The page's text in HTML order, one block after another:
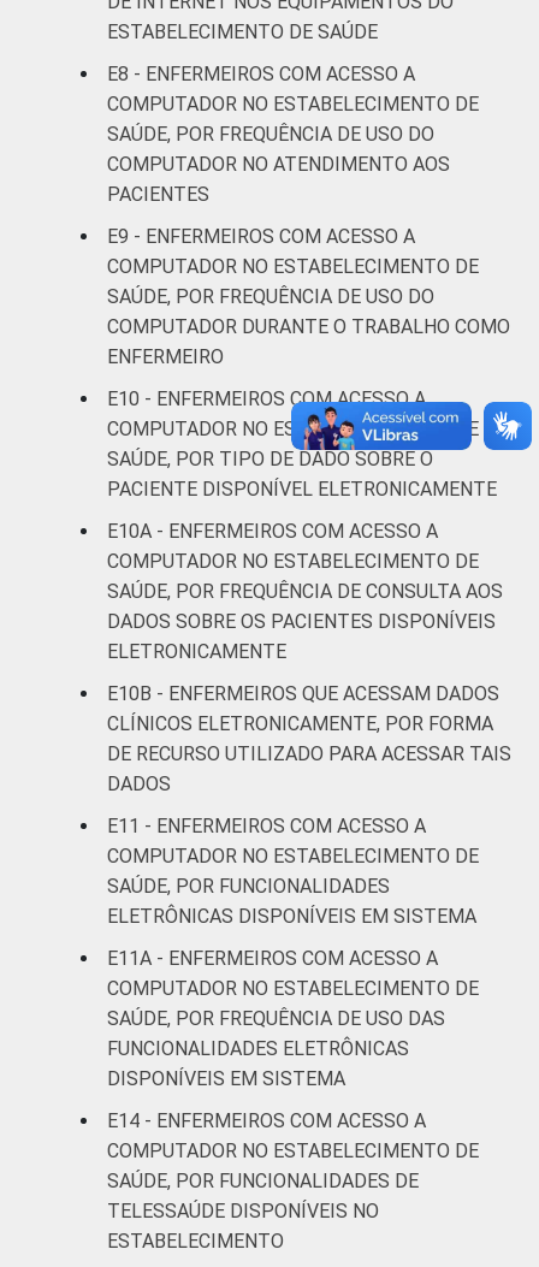
FAIXA ETÁRIA
Até 30
anos
De 31 a 40
anos
99
mais
LOCALIZAÇÃO Capital
Fonte: Núcleo de Informação e Coordenação
do Ponto BR. (2024). Pesquisa sobre o uso
das tecnologias de informação e
saúde brasileiros: TIC Saúde 2024 [Tabelas].
ESTABELECIMENTO DE SAÚDE
E8 - ENFERMEIROS COM ACESSO A
COMPUTADOR NO ESTABELECIMENTO DE
SAÚDE, POR FREQUÊNCIA DE USO DO
COMPUTADOR NO ATENDIMENTO AOS
PACIENTES
E9 - ENFERMEIROS COM ACESSO A
COMPUTADOR NO ESTABELECIMENTO DE
SAÚDE, POR FREQUÊNCIA DE USO DO
COMPUTADOR DURANTE O TRABALHO COMO
ENFERMEIRO
E10 - ENFERMEIROS COM ACESSO A
COMPUTADOR NO ESTABELECIMENTO DE
SAÚDE, POR TIPO DE DADO SOBRE O
PACIENTE DISPONÍVEL ELETRONICAMENTE
E10A - ENFERMEIROS COM ACESSO A
COMPUTADOR NO ESTABELECIMENTO DE
SAÚDE, POR FREQUÊNCIA DE CONSULTA AOS
DADOS SOBRE OS PACIENTES DISPONÍVEIS
ELETRONICAMENTE
E10B - ENFERMEIROS QUE ACESSAM DADOS
CLÍNICOS ELETRONICAMENTE, POR FORMA
DE RECURSO UTILIZADO PARA ACESSAR TAIS
DADOS
E11 - ENFERMEIROS COM ACESSO A
COMPUTADOR NO ESTABELECIMENTO DE
SAÚDE, POR FUNCIONALIDADES
ELETRÔNICAS DISPONÍVEIS EM SISTEMA
E11A - ENFERMEIROS COM ACESSO A
COMPUTADOR NO ESTABELECIMENTO DE
SAÚDE, POR FREQUÊNCIA DE USO DAS
FUNCIONALIDADES ELETRÔNICAS
DISPONÍVEIS EM SISTEMA
E14 - ENFERMEIROS COM ACESSO A
COMPUTADOR NO ESTABELECIMENTO DE
SAÚDE, POR FUNCIONALIDADES DE
TELESSAÚDE DISPONÍVEIS NO
ESTABELECIMENTO